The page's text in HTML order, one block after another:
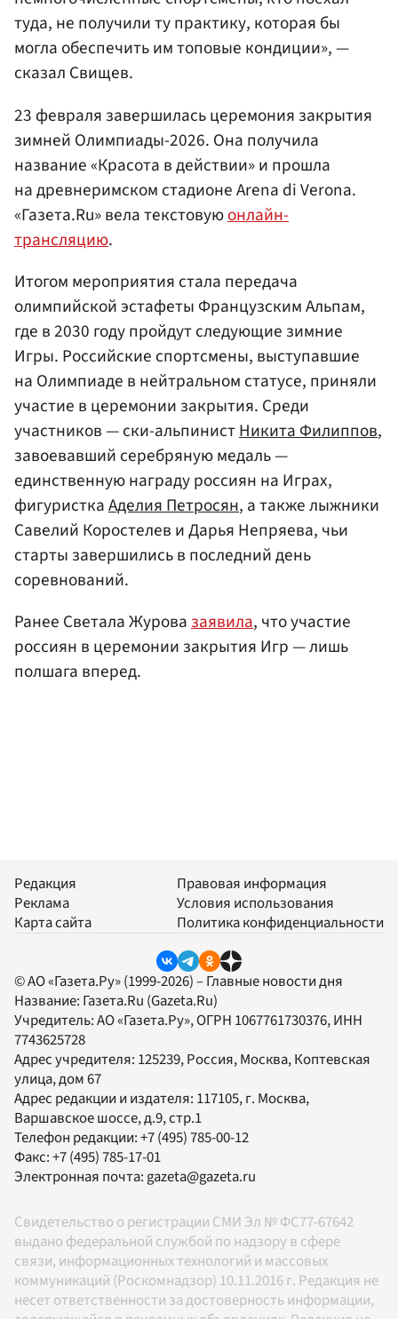
туда, не получили ту практику, которая бы
могла обеспечить им топовые кондиции», —
сказал Свищев.
23 февраля завершилась церемония закрытия
зимней Олимпиады-2026. Она получила
название «Красота в действии» и прошла
на древнеримском стадионе Arena di Verona.
«Газета.Ru» вела текстовуюонлайн-
трансляцию.
Итогом мероприятия стала передача
олимпийской эстафеты Французским Альпам,
где в 2030 году пройдут следующие зимние
Игры. Российские спортсмены, выступавшие
на Олимпиаде в нейтральном статусе, приняли
участие в церемонии закрытия. Среди
участников — ски-альпинистНикита Филиппов,
завоевавший серебряную медаль —
единственную награду россиян на Играх,
фигуристкаАделия Петросян, а также лыжники
Савелий Коростелев и Дарья Непряева, чьи
старты завершились в последний день
соревнований.
Ранее Светала Журовазаявила, что участие
россиян в церемонии закрытия Игр — лишь
полшага вперед.
Редакция
Реклама
Карта сайта
Правовая информация
Условия использования
Политика конфиденциальности
© АО «Газета.Ру» (1999-2026) – Главные новости дня
Название: Газета.Ru (Gazeta.Ru)
Учредитель:АО «Газета.Ру», ОГРН 1067761730376, ИНН
7743625728
Адрес учредителя: 125239, Россия, Москва, Коптевская
улица, дом 67
Адрес редакции и издателя: 117105, г. Москва,
Варшавское шоссе, д.9, стр.1
Телефон редакции:+7 (495) 785-00-12
Факс:+7 (495) 785-17-01
Электронная почта:gazeta@gazeta.ru
Свидетельство о регистрации СМИ Эл № ФС77-67642
выдано федеральной службой по надзору в сфере
связи, информационных технологий и массовых
коммуникаций (Роскомнадзор) 10.11.2016 г. Редакция не
несет ответственности за достоверность информации,